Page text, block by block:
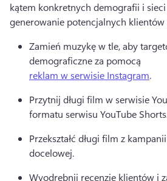
kątem konkretnych demografii i sieci
generowanie potencjalnych klientów
Zamień muzykę w tle, aby
demograficzne za pomocą
reklam w serwisie Instagram.
Przytnij długi film w serwisie
formatu serwisu YouTube
Przekształć długi film z
docelowej.
Wyodrębnij recenzje klientów i